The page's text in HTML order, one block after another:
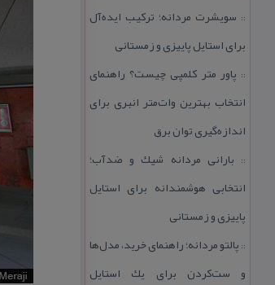
:: سویشرت مردانه؛ تركیب ایده‌آل
برای استایل پاییزی و زمستانی
:: پاور متر كلمپی چیست؟ راهنمای
انتخاب بهترین وات‌متر انبری برای
اندازه‌گیری توان برق
:: بارانی مردانه شیك و ضدآب؛
انتخابی هوشمندانه برای استایل
پاییزی و زمستانی
:: پالتو مردانه؛ راهنمای خرید، مدل‌ها
و ست‌كردن برای یك استایل